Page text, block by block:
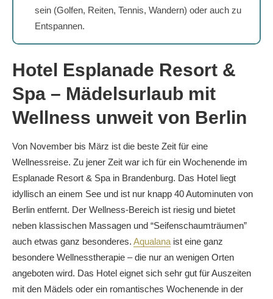
sein (Golfen, Reiten, Tennis, Wandern) oder auch zu
Entspannen.
Hotel Esplanade Resort &
Spa – Mädelsurlaub mit
Wellness unweit von Berlin
Von November bis März ist die beste Zeit für eine
Wellnessreise. Zu jener Zeit war ich für ein Wochenende im
Esplanade Resort & Spa in Brandenburg. Das Hotel liegt
idyllisch an einem See und ist nur knapp 40 Autominuten von
Berlin entfernt. Der Wellness-Bereich ist riesig und bietet
neben klassischen Massagen und “Seifenschaumträumen”
auch etwas ganz besonderes. Aqualana ist eine ganz
besondere Wellnesstherapie – die nur an wenigen Orten
angeboten wird. Das Hotel eignet sich sehr gut für Auszeiten
mit den Mädels oder ein romantisches Wochenende in der